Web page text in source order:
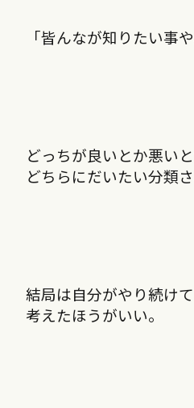
「皆んなが知りたい事
どっちが良いとか悪い
どちらにだいたい分類
結局は自分がやり続け
考えたほうがいい。